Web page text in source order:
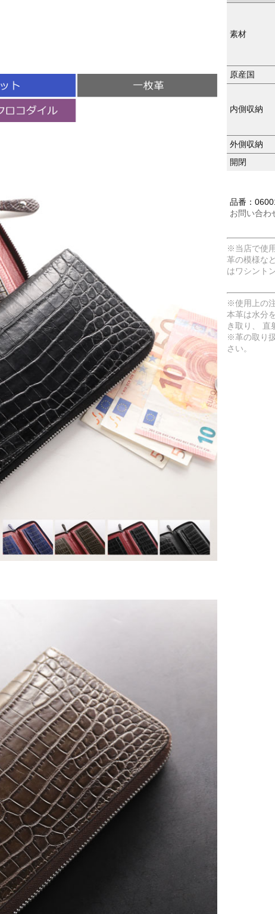
素材
原産国
内側収納
外側収納
開閉
品番：
お問い合わ
※当店で使
革の模様な
はワシント
※使用上の
本革は水分
き取り、 直
※革の取り
さい。